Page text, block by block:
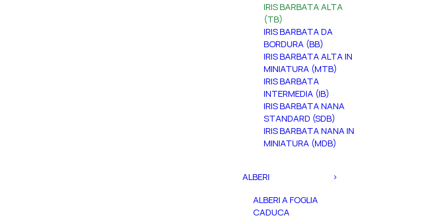
IRIS BARBATA ALTA
(TB)
IRIS BARBATA DA
BORDURA (BB)
IRIS BARBATA ALTA IN
MINIATURA (MTB)
IRIS BARBATA
INTERMEDIA (IB)
IRIS BARBATA NANA
STANDARD (SDB)
IRIS BARBATA NANA IN
MINIATURA (MDB)
ALBERI
ALBERI A FOGLIA
CADUCA